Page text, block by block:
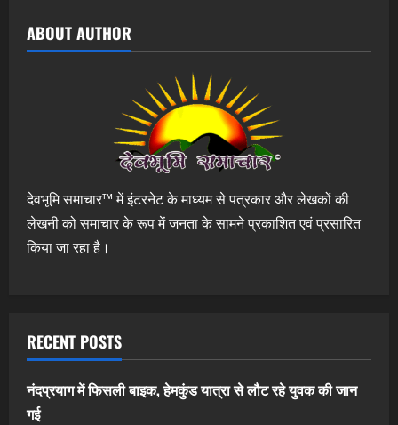
ABOUT AUTHOR
देवभूमि समाचार™ में इंटरनेट के माध्यम से पत्रकार और लेखकों की
लेखनी को समाचार के रूप में जनता के सामने प्रकाशित एवं प्रसारित
किया जा रहा है।
RECENT POSTS
नंदप्रयाग में फिसली बाइक, हेमकुंड यात्रा से लौट रहे युवक की जान
गई